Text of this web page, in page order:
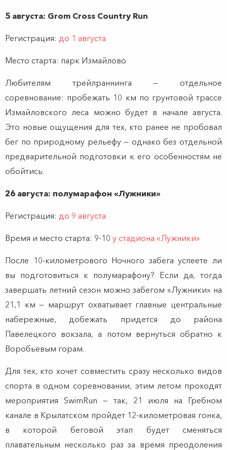
5 августа: Grom Cross Country Run
Регистрация: до 1 августа
Место старта: парк Измайлово
Любителям трейлраннинга — отдельное
соревнование: пробежать 10 км по грунтовой трассе
Измайловского леса можно будет в начале августа.
Это новые ощущения для тех, кто ранее не пробовал
бег по природному рельефу — однако без отдельной
предварительной подготовки к его особенностям не
обойтись.
26 августа: полумарафон «Лужники»
Регистрация: до 9 августа
Время и место старта: 9-10 у стадиона «Лужники»
После 10-километрового Ночного забега успеете ли
вы подготовиться к полумарафону? Если да, тогда
завершать летний сезон можно забегом «Лужники» на
21,1 км — маршрут охватывает главные центральные
набережные, добежать придется до района
Павелецкого вокзала, а потом вернуться обратно к
Воробьевым горам.
Для тех, кто хочет совместить сразу несколько видов
спорта в одном соревновании, этим летом проходят
мероприятия SwimRun — так, 21 июля на Гребном
канале в Крылатском пройдет 12-километровая гонка,
в которой беговой этап будет сменяться
плавательным несколько раз за время преодоления